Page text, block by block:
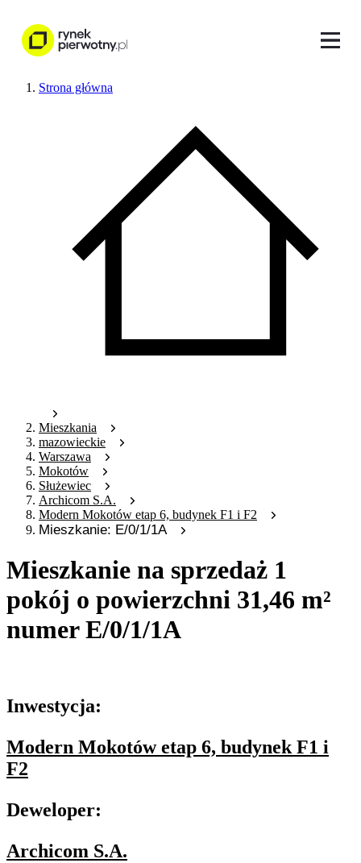
Strona główna
Mieszkania
mazowieckie
Warszawa
Mokotów
Służewiec
Archicom S.A.
Modern Mokotów etap 6, budynek F1 i F2
Mieszkanie: E/0/1/1A
Mieszkanie na sprzedaż 1
pokój o powierzchni 31,46 m²
numer E/0/1/1A
Inwestycja:
Modern Mokotów etap 6, budynek F1 i
F2
Deweloper:
Archicom S.A.